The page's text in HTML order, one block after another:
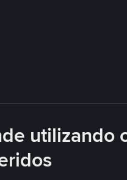
utilizando